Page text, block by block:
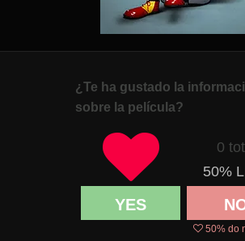
¿Te ha gustado la
sobre la película?
0
50%
YES
50% do